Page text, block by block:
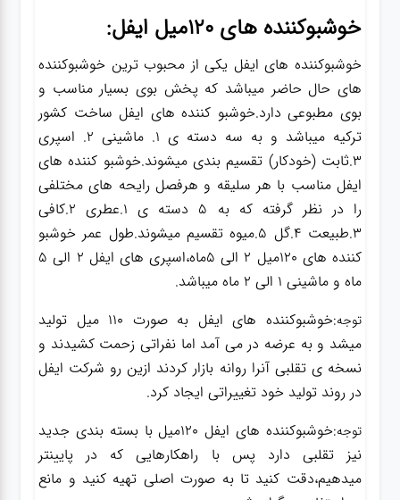
خوشبوکننده های 120میل ایفل:
خوشبوکننده های ایفل یکی از محبوب ترین خوشبوکننده
های حال حاضر میباشد که پخش بوی بسیار مناسب و
بوی مطبوعی دارد.خوشبو کننده های ایفل ساخت کشور
ترکیه میباشد و به سه دسته ی 1.
ماشینی2.
اسپری
3.ثابت (خودکار) تقسیم بندی میشوند.خوشبو کننده های
ایفل مناسب با هر سلیقه و هرفصل رایحه های مختلفی
را در نظر گرفته که به 5 دسته ی 1.عطری 2.کافی
3.طبیعت 4.گل 5.میوه تقسیم میشوند.طول عمر خوشبو
کننده های 120میل 2 الی 5ماه،اسپری های ایفل 2 الی 5
ماه و ماشینی 1 الی 2 ماه میباشد.
توجه
:خوشبوکننده های ایفل به صورت 110 میل تولید
میشد و به عرضه در می آمد اما نفراتی زحمت کشیدند و
نسخه ی تقلبی آنرا روانه بازار کردند ازین رو شرکت ایفل
در روند تولید خود تغییراتی ایجاد کرد.
توجه
:خوشبوکننده های ایفل 120میل با بسته بندی جدید
نیز تقلبی دارد پس با راهکارهایی که در پایینتر
میدهیم،دقت کنید تا به صورت اصلی تهیه کنید و مانع